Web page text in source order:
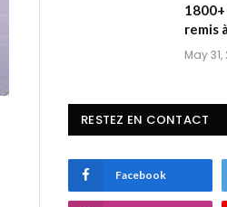
1800+
remis
May
RESTEZ EN CONTACT
Facebook